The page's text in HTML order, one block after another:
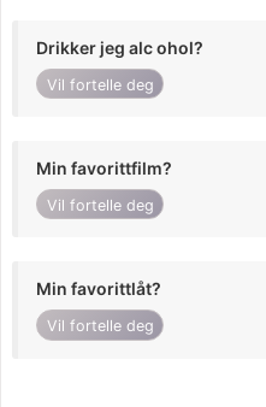
Drikker jeg alc ohol?
Vil fortelle deg
Min favorittfilm?
Vil fortelle deg
Min favorittlåt?
Vil fortelle deg